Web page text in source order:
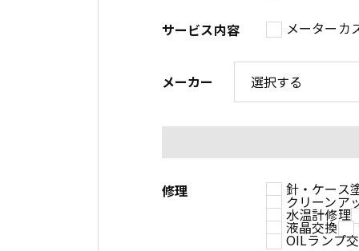
サービス内容 メーターカ
メーカー
修理 針・ケース
クリーンア
水温計修理
液晶交換
OILランプ